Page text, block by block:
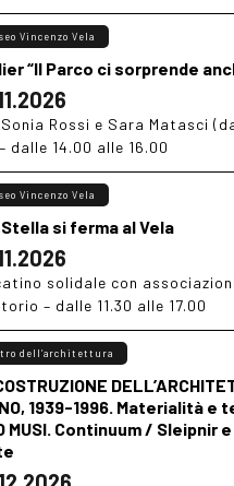
“Il Parco ci sorprende
Vincenzo Vela
Sonia Rossi e Sara Matasci
dalle 14.00 alle 16.00
Stella si ferma al Vela
Vincenzo Vela
solidale con associazioni
– dalle 11.30 alle 17.00
1939-1996. Materialità e
MUSI. Continuum / Sleipnir
dell’architettura